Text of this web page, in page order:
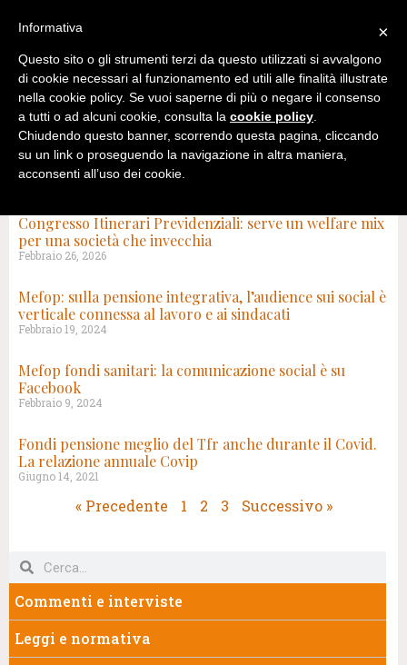
Congresso Itinerari Previdenziali: serve un welfare mix
per una società che invecchia
Febbraio 26, 2026
Mefop: sulla pensione integrativa, l’audience sui social è
verticale connessa al lavoro e ai sindacati
Febbraio 19, 2024
Mefop fondi sanitari: la comunicazione social è su
Facebook
Febbraio 9, 2024
Fondi pensione meglio del Tfr anche durante il Covid.
La relazione annuale Covip
Giugno 14, 2021
« Precedente 1 2 3 Successivo »
Commenti e interviste
Leggi e normativa
×
Informativa
Questo sito o gli strumenti terzi da questo utilizzati si avvalgono
di cookie necessari al funzionamento ed utili alle finalità illustrate
nella cookie policy. Se vuoi saperne di più o negare il consenso
a tutti o ad alcuni cookie, consulta la cookie policy.
Chiudendo questo banner, scorrendo questa pagina, cliccando
su un link o proseguendo la navigazione in altra maniera,
acconsenti all’uso dei cookie.